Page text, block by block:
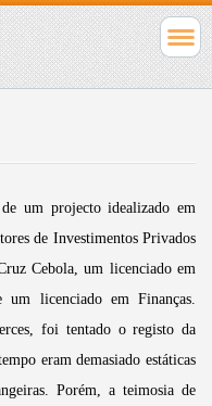
um projecto idealizado em
de Investimentos Privados
Cebola, um licenciado em
licenciado em Finanças.
foi tentado o registo da
eram demasiado estáticas
Porém, a teimosia de